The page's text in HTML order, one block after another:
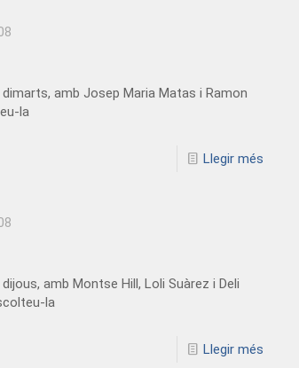
amb Josep Maria Matas i Ramon
la
Llegir més
amb Montse Hill, Loli Suàrez i Deli
la
Llegir més